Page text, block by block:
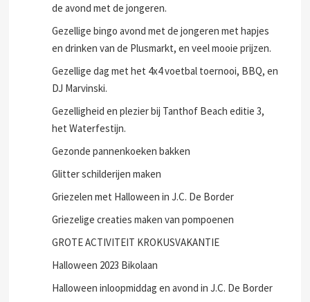
de avond met de jongeren.
Gezellige bingo avond met de jongeren met hapjes
en drinken van de Plusmarkt, en veel mooie prijzen.
Gezellige dag met het 4x4 voetbal toernooi, BBQ, en
DJ Marvinski.
Gezelligheid en plezier bij Tanthof Beach editie 3,
het Waterfestijn.
Gezonde pannenkoeken bakken
Glitter schilderijen maken
Griezelen met Halloween in J.C. De Border
Griezelige creaties maken van pompoenen
GROTE ACTIVITEIT KROKUSVAKANTIE
Halloween 2023 Bikolaan
Halloween inloopmiddag en avond in J.C. De Border